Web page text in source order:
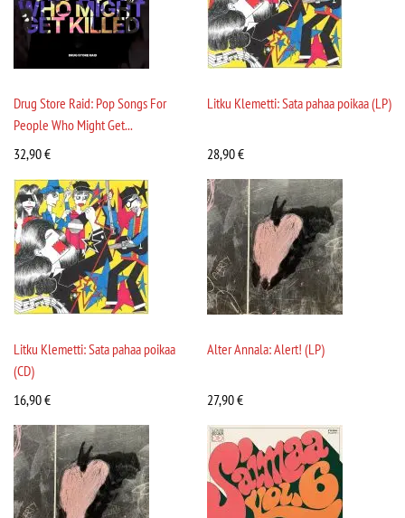
Drug Store Raid: Pop Songs For
People Who Might Get...
32,90€
Litku Klemetti: Sata pahaa poikaa (LP)
28,90€
Litku Klemetti: Sata pahaa poikaa
(CD)
16,90€
Alter Annala: Alert! (LP)
27,90€